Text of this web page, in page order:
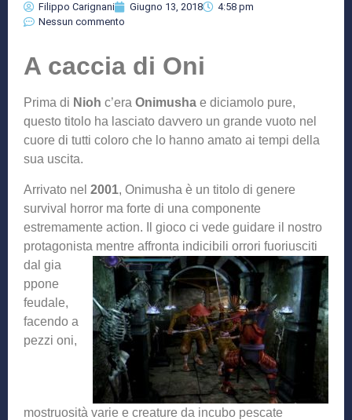
Filippo Carignani Giugno 13, 2018
4:58 pm
Nessun commento
A caccia di Oni
Prima di Nioh c’era Onimusha e diciamolo pure,
questo titolo ha lasciato davvero un grande vuoto nel
cuore di tutti coloro che lo hanno amato ai tempi della
sua uscita.
Arrivato nel 2001, Onimusha è un titolo di genere
survival horror ma forte di una componente
estremamente action. Il gioco ci vede guidare il nostro
protagonista mentre affronta indicibili orrori fuoriusciti
dal gia
ppone
feudale,
facendo a
pezzi oni,
mostruosità varie e creature da incubo pescate